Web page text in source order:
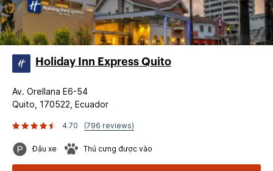
Holiday Inn Express Quito
Av. Orellana E6-54
Quito, 170522, Ecuador
4.70 (796 reviews)
Đậu xe Thú cưng được vào